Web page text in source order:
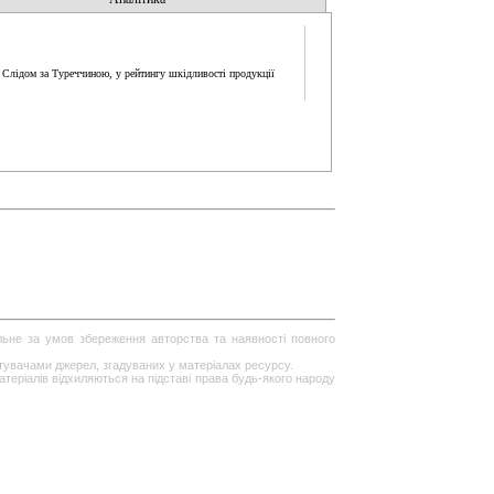
за Туреччиною, у рейтингу шкідливості продукції
за умов збереження авторства та наявності повного
джерел, згадуваних у матеріалах ресурсу.
відхиляються на підставі права будь-якого народу